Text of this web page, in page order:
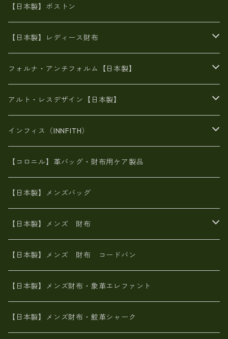
エナメル
がま口
リネン
メタリック
スエード
8号帆布
財布ポシェット
牛革
メタリック
オイルレザー
６号蝋引き帆布
豊岡製品
エナメルクロコ
がま口
斜め掛け
豊岡
豊岡製
牛革
日本製
帆布
【日本製】ボストン
【日本製】レディース財布
二つ折り財布
がま口財布
スペインレザー
メタリック
長財布
スペインレザー
佐賀牛革
革友禅染め
ポーテッド
L字ファスナー財布
スペインレザー
革友禅染め
メタリック
ポーチ
ヌメ革
革友禅染め
財布ショルダー
ヌメ革
がま口財布
革友禅染め
山羊革
火山灰染め
名刺入れ・キーケース、他
フォルナ・アンチフォルム【日本製】
BAG
財布・小物
アルト・レスデザイン【日本製】
BAG
財布・小物
インフィス（INNFITH）
BAG
財布・小物
【コロニル】革バッグ・財布用ケア製品
【日本製】メンズバッグ
【日本製】メンズ 財布
象革エレファント【日本製】メンズ 財布
鮫革シャーク【日本製】メンズ 財布
ブライドルレザー【日本製】メンズ 財布
【日本製】メンズ 財布 コードバン
【日本製】メンズ財布・象革エレファント
【日本製】メンズ財布・鮫革シャーク